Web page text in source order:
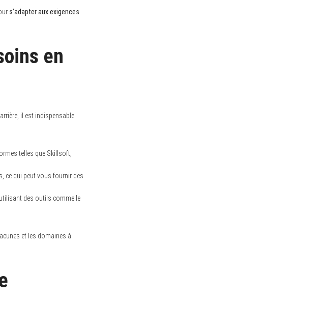
s’adapter aux exigences
en
il est indispensable
telles que Skillsoft,
ce qui peut vous fournir des
des outils comme le
et les domaines à